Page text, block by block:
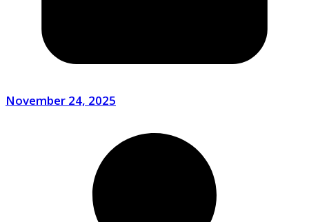
November 24, 2025